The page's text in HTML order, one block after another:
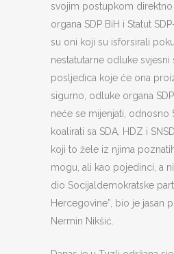
svojim postupkom
organa SDP BiH i Statut
su oni koji su isforsirali
nestatutarne odluke svjesni
posljedica koje će ona
sigurno, odluke organa
neće se mijenjati, odnosno
koalirati sa SDA, HDZ i
koji to žele iz njima
mogu, ali kao pojedinci, a
dio Socijaldemokratske
Hercegovine”, bio je jasan
Nermin Nikšić.